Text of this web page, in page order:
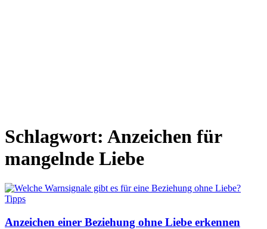
Schlagwort: Anzeichen für
mangelnde Liebe
Tipps
Anzeichen einer Beziehung ohne Liebe erkennen